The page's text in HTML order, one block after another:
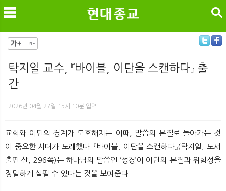
메
검색
탁지일 교수, 『바이블, 이단을 스캔하다』 출
간
2026년 04월 27일 15시 10분 입력
교회와 이단의 경계가 모호해지는 이때, 말씀의 본질로 돌아가는 것
이 중요한 시대가 도래했다. 『바이블, 이단을 스캔하다』(탁지일, 도서
출판 산, 296쪽)는 하나님의 말씀인 ‘성경’이 이단의 본질과 위험성을
정밀하게 살필 수 있다는 것을 보여준다.